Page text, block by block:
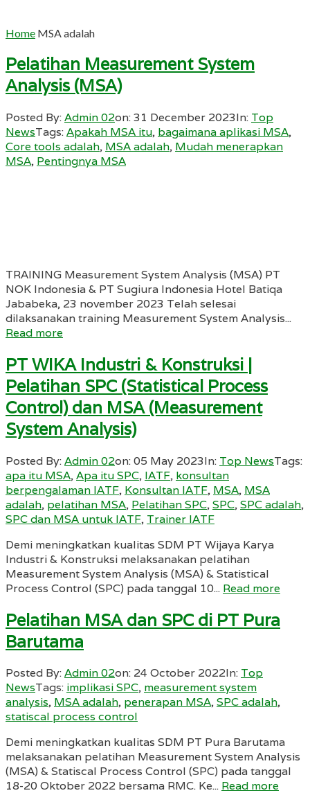
Home MSA adalah
Pelatihan Measurement System
Analysis (MSA)
Posted By:Admin 02on:31 December 2023In: Top
NewsTags:Apakah MSA itu, bagaimana aplikasi MSA,
Core tools adalah, MSA adalah, Mudah menerapkan
MSA, Pentingnya MSA
TRAINING Measurement System Analysis (MSA) PT
NOK Indonesia & PT Sugiura Indonesia Hotel Batiqa
Jababeka, 23 november 2023 Telah selesai
dilaksanakan training Measurement System Analysis...
Read more
PT WIKA Industri & Konstruksi |
Pelatihan SPC (Statistical Process
Control) dan MSA (Measurement
System Analysis)
Posted By:Admin 02on:05 May 2023In: Top NewsTags:
apa itu MSA,Apa itu SPC, IATF, konsultan
berpengalaman IATF, Konsultan IATF, MSA, MSA
adalah, pelatihan MSA, Pelatihan SPC,SPC,SPC adalah,
SPC dan MSA untuk IATF, Trainer IATF
Demi meningkatkan kualitas SDM PT Wijaya Karya
Industri & Konstruksi melaksanakan pelatihan
Measurement System Analysis (MSA) & Statistical
Process Control (SPC) pada tanggal 10... Read more
Pelatihan MSA dan SPC di PT Pura
Barutama
Posted By:Admin 02on: 24 October 2022In: Top
NewsTags: implikasi SPC, measurement system
analysis, MSA adalah, penerapan MSA,SPC adalah,
statiscal process control
Demi meningkatkan kualitas SDM PT Pura Barutama
melaksanakan pelatihan Measurement System Analysis
(MSA) & Statiscal Process Control (SPC) pada tanggal
18-20 Oktober 2022 bersama RMC. Ke... Read more